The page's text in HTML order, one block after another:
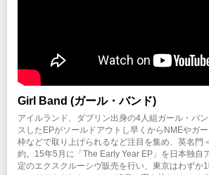
Girl Band (ガール・バンド)
アイルランド、ダブリン出身の4人組ガール・バ
スしたEPがソールドアウトし早くからNMEやガ
枠などで取り上げられるなど注目を集め、英名門
約。15年5月に「The Early Year EP」を日本独自
定のエクスクルーシヴ販売を行い、東京はわずか